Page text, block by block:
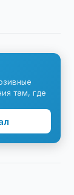
там, где